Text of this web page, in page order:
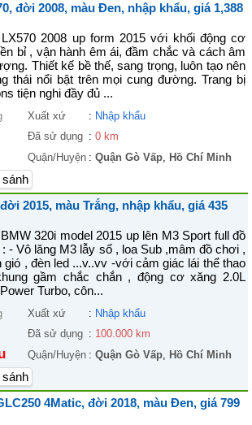
đời 2008, màu Đen, nhập khẩu, giá 1,388
LX570 2008 up form 2015 với khối động cơ
bỉ , vận hành êm ái, đầm chắc và cách âm
Thiết kế bề thế, sang trọng, luôn tạo nên
thái nổi bật trên mọi cung đường. Trang bị
tiện nghi đầy đủ ...
Xuất xứ : Nhập khẩu
Đã sử dụng : 0 km
Quận/Huyện : Quận Gò Vấp, Hồ Chí Minh
sánh
2015, màu Trắng, nhập khẩu, giá 435
320i model 2015 up lên M3 Sport full đồ
- Vô lăng M3 lẫy số , loa Sub ,mâm đồ chơi ,
gió , đèn led ...v..vv -với cảm giác lái thể thao
gầm chắc chắn , động cơ xăng 2.0L
Turbo, côn...
Xuất xứ : Nhập khẩu
Đã sử dụng : 100.000 km
Quận/Huyện : Quận Gò Vấp, Hồ Chí Minh
sánh
4Matic, đời 2018, màu Đen, giá 799